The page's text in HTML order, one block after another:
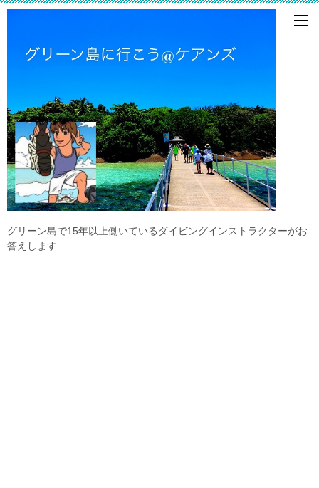
グリーン島で15年以上働いているダイビングインストラクターがお
答えします